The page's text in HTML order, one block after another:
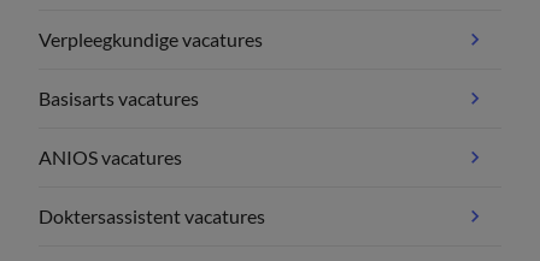
Verpleegkundige vacatures
Basisarts vacatures
ANIOS vacatures
Doktersassistent vacatures